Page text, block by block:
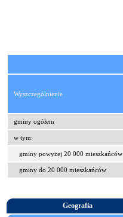
Wyszczególnienie
gminy ogółem
w tym:
gminy powyżej 20 000 mieszkańców
gminy do 20 000 mieszkańców
Geografia